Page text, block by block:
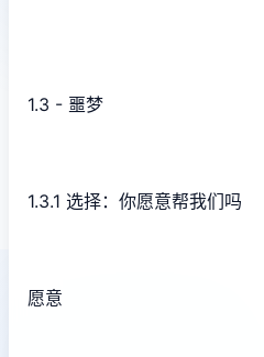
1.3 - 噩梦
1.3.1 选择：你愿意帮我们吗
愿意